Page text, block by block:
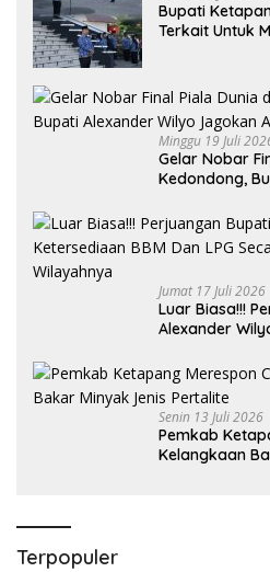
Bupati
Terkait Untuk
Minggu 19 Juli
Gelar Nobar
Kedondong,
Jumat 17 Juli 2026
Luar Biasa!!!
Alexander
Wilayahnya
Senin 13 Juli 2026
Pemkab
Kelangkaan
Terpopuler